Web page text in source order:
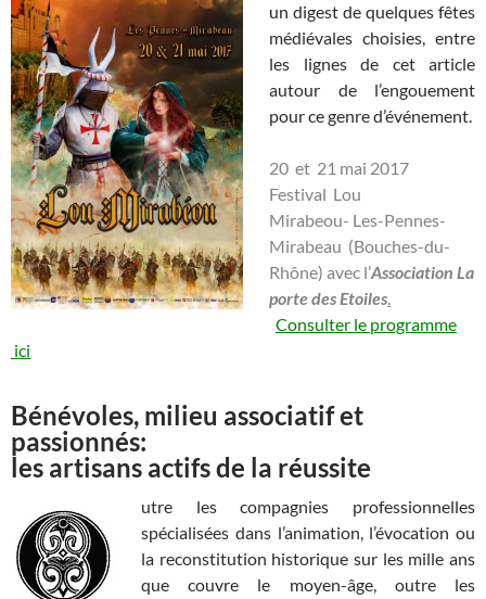
un digest de quelques fêtes
médiévales choisies, entre
les lignes de cet article
autour de l’engouement
pour ce genre d’événement.
20 et 21 mai 2017
Festival Lou
Mirabeou- Les-Pennes-
Mirabeau (Bouches-du-
Rhône) avec l’Association La
porte des Etoiles.
Consulter le programme
ici
Bénévoles, milieu associatif et
passionnés:
les artisans actifs de la réussite
utre les compagnies professionnelles
spécialisées dans l’animation, l’évocation ou
la reconstitution historique sur les mille ans
que couvre le moyen-âge, outre les